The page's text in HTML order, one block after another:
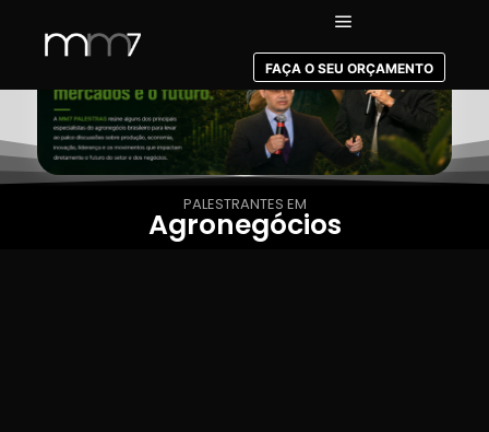
FAÇA O SEU ORÇAMENTO
PALESTRANTES EM
Agronegócios